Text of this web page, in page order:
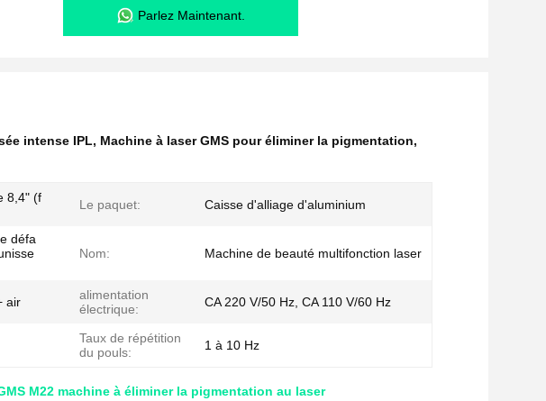
Parlez Maintenant.
intense IPL, Machine à laser GMS pour éliminer la pigmentation,
8,4" (f
Le paquet: Caisse d'alliage d'aluminium
défa
Nom: Machine de beauté multifonction laser
air
alimentation
électrique:
CA 220 V/50 Hz, CA 110 V/60 Hz
Taux de répétition
du pouls:
1 à 10 Hz
M22 machine à éliminer la pigmentation au laser